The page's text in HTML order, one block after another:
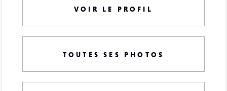
VOIR LE PROFIL
TOUTES SES PHOTOS